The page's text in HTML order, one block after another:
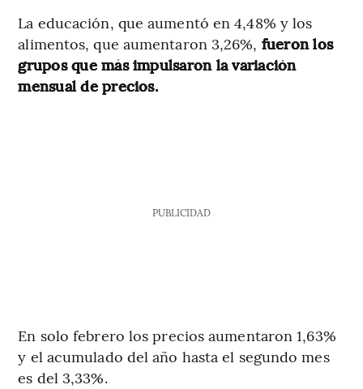
La educación, que aumentó en 4,48% y los
alimentos, que aumentaron 3,26%, fueron los
grupos que más impulsaron la variación
mensual de precios.
PUBLICIDAD
En solo febrero los precios aumentaron 1,63%
y el acumulado del año hasta el segundo mes
es del 3,33%.